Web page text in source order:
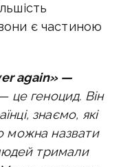
є частиною
again» —
це геноцид. Він
знаємо, які
можна назвати
тримали